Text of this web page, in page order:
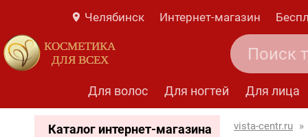
Челябинск Интернет-магазин
КОСМЕТИКА
ДЛЯ ВСЕХ
Для волос Для ногтей Для лица
Каталог интернет-магазина
vista-centr.ru »